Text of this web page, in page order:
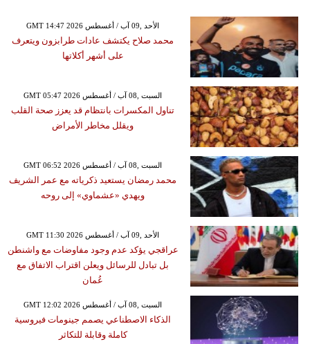
GMT 14:47 2026 الأحد ,09 آب / أغسطس
محمد صلاح يكتشف عادات طرابزون ويتعرف
على أشهر أكلاتها
GMT 05:47 2026 السبت ,08 آب / أغسطس
تناول المكسرات بانتظام قد يعزز صحة القلب
ويقلل مخاطر الأمراض
GMT 06:52 2026 السبت ,08 آب / أغسطس
محمد رمضان يستعيد ذكرياته مع عمر الشريف
ويهدي «عشماوي» إلى روحه
GMT 11:30 2026 الأحد ,09 آب / أغسطس
عراقجي يؤكد عدم وجود مفاوضات مع واشنطن
بل تبادل للرسائل ويعلن اقتراب الاتفاق مع
عُمان
GMT 12:02 2026 السبت ,08 آب / أغسطس
الذكاء الاصطناعي يصمم جينومات فيروسية
كاملة وقابلة للتكاثر